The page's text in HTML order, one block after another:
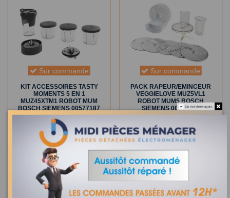
Sur commande
KIT ACCESSOIRES TASTY
MOMENTS 5 EN 1
MUZ45XTM1 ROBOT MUM
BOSCH SIEMENS 00577187
102,76 €
AJOUTER AU PANIER
Sur commande
PACK RAPEUR/EMINCEUR
VEGGIELOVE MUZ5VL1
ROBOT MUM5 BOSCH
SIEMENS 00577491
AJOUTER AU PANIER
Do not show again.